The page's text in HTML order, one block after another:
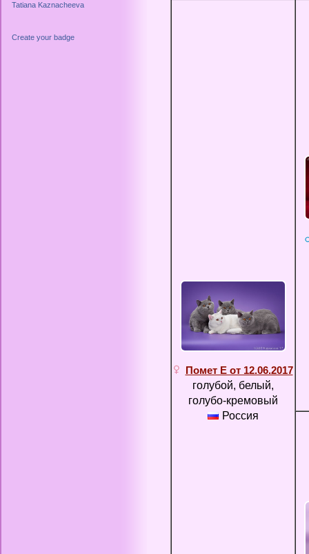
Tatiana Kaznacheeva
Create your badge
Помет E от 12.06.2017
голубой, белый,
голубо-кремовый
Россия